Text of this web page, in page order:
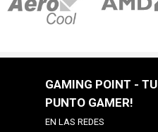
GAMING POINT - TU
PUNTO GAMER!
EN LAS REDES